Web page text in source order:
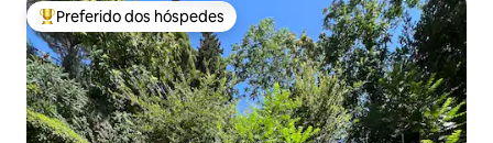
Entre os melhores preferidos dos hóspedes
Preferido dos hóspedes